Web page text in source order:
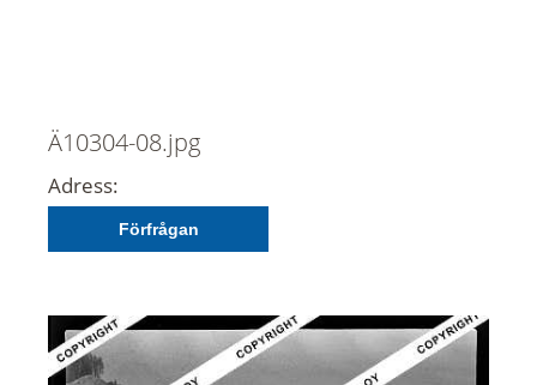
Ä10304-08.jpg
Adress:
Förfrågan